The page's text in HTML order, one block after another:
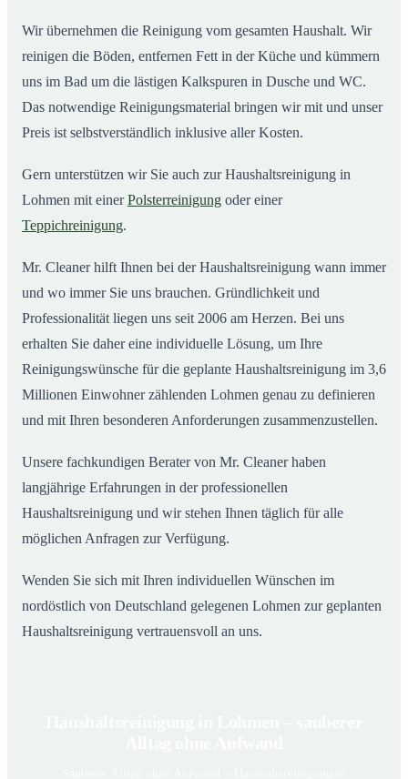
Wir übernehmen die Reinigung vom gesamten Haushalt. Wir
reinigen die Böden, entfernen Fett in der Küche und kümmern
uns im Bad um die lästigen Kalkspuren in Dusche und WC.
Das notwendige Reinigungsmaterial bringen wir mit und unser
Preis ist selbstverständlich inklusive aller Kosten.
Gern unterstützen wir Sie auch zur Haushaltsreinigung in
Lohmen mit einerPolsterreinigung oder einer
Teppichreinigung.
Mr. Cleaner hilft Ihnen bei der Haushaltsreinigung wann immer
und wo immer Sie uns brauchen. Gründlichkeit und
Professionalität liegen uns seit 2006 am Herzen. Bei uns
erhalten Sie daher eine individuelle Lösung, um Ihre
Reinigungswünsche für die geplante Haushaltsreinigung im 3,6
Millionen Einwohner zählenden Lohmen genau zu definieren
und mit Ihren besonderen Anforderungen zusammenzustellen.
Unsere fachkundigen Berater von Mr. Cleaner haben
langjährige Erfahrungen in der professionellen
Haushaltsreinigung und wir stehen Ihnen täglich für alle
möglichen Anfragen zur Verfügung.
Wenden Sie sich mit Ihren individuellen Wünschen im
nordöstlich von Deutschland gelegenen Lohmen zur geplanten
Haushaltsreinigung vertrauensvoll an uns.